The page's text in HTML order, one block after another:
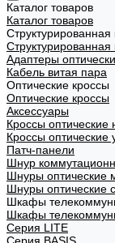
Каталог товаров
Каталог товаров
Адаптеры
Кабель витая пара
Оптические кроссы
Оптические кроссы
Аксессуары
Кроссы оптические
Кроссы оптические
Патч-панели
Шнур
Шнуры оптические
Шнуры оптические
Шкафы
Шкафы
Cерия LITE